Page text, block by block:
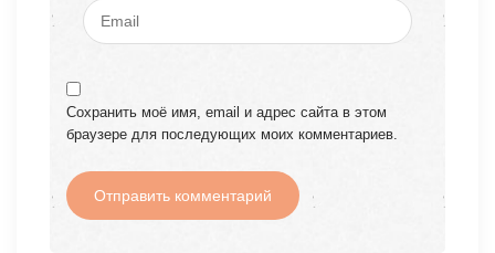
Сохранить моё имя, email и адрес сайта в этом
браузере для последующих моих комментариев.